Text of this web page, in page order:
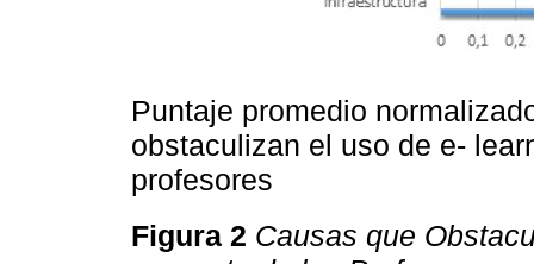
Puntaje promedio
obstaculizan el uso de e-
profesores
Figura 2 Causas que